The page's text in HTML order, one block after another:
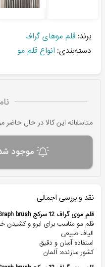
برند: قلم موهای گراف
دسته‌بندی: انواع قلم مو
متاسفانه این کالا در حال
موجود
نقد و بررسی اجمالی
قلم موی گراف 12 سرکج Graph brush
قلم مو مناسب برای ابرو و کشیدن
الیاف طبیعی
استفاده آسان و دقیق
کشور سازنده: آلمان